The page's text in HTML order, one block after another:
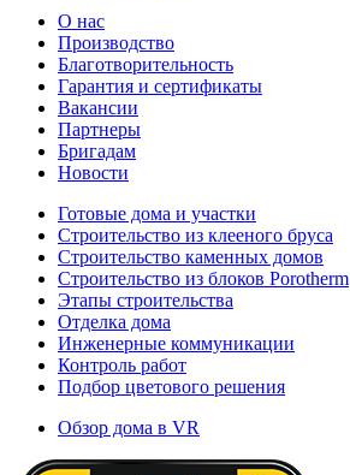
О нас
Производство
Благотворительность
Гарантия и сертификаты
Вакансии
Партнеры
Бригадам
Новости
Готовые дома и участки
Строительство из клееного бруса
Строительство каменных домов
Строительство из блоков Porotherm
Этапы строительства
Отделка дома
Инженерные коммуникации
Контроль работ
Подбор цветового решения
Обзор дома в VR